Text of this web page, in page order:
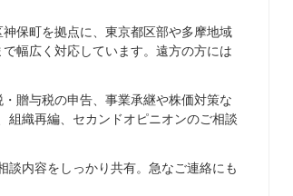
保町を拠点に、東京都区部や多摩地域
幅広く対応しています。遠方の方には
贈与税の申告、事業承継や株価対策な
組織再編、セカンドオピニオンのご相談
内容をしっかり共有。急なご連絡にも